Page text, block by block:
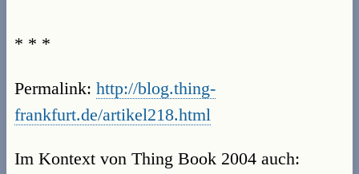
* * *
Permalink: http://blog.thing-
frankfurt.de/artikel218.html
Im Kontext von Thing Book 2004 auch: